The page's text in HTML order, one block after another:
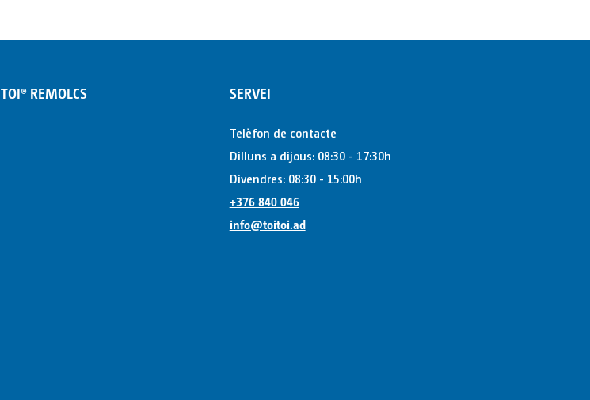
TOI® REMOLCS SERVEI
Telèfon de contacte
Dilluns a dijous: 08:30 - 17:30h
Divendres: 08:30 - 15:00h
+376 840 046
info@toitoi.ad